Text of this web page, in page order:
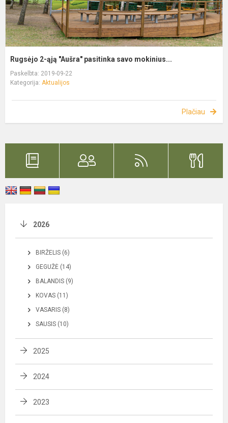
Rugsėjo 2-ąją "Aušra" pasitinka savo mokinius...
Paskelbta: 2019-09-22
Kategorija: Aktualijos
Plačiau
2026
BIRŽELIS (6)
GEGUŽĖ (14)
BALANDIS (9)
KOVAS (11)
VASARIS (8)
SAUSIS (10)
2025
2024
2023